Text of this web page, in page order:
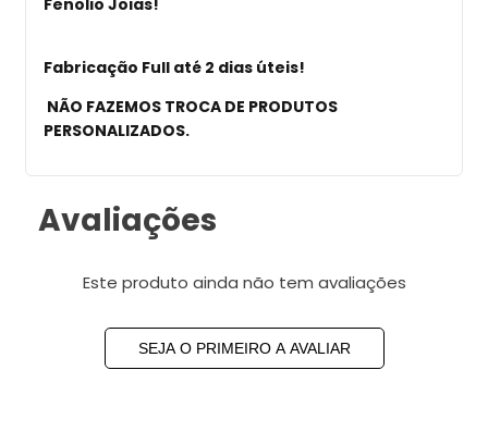
Fenolio Joias!
Fabricação Full até 2 dias úteis!
NÃO FAZEMOS TROCA DE PRODUTOS
PERSONALIZADOS.
Avaliações
Este produto ainda não tem avaliações
SEJA O PRIMEIRO A AVALIAR